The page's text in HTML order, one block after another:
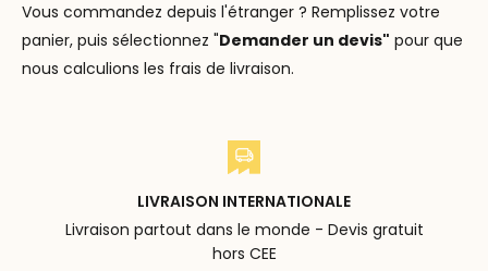
Vous commandez depuis l'étranger ? Remplissez votre
panier, puis sélectionnez "Demander un devis" pour que
nous calculions les frais de livraison.
LIVRAISON INTERNATIONALE
Livraison partout dans le monde - Devis gratuit
hors CEE